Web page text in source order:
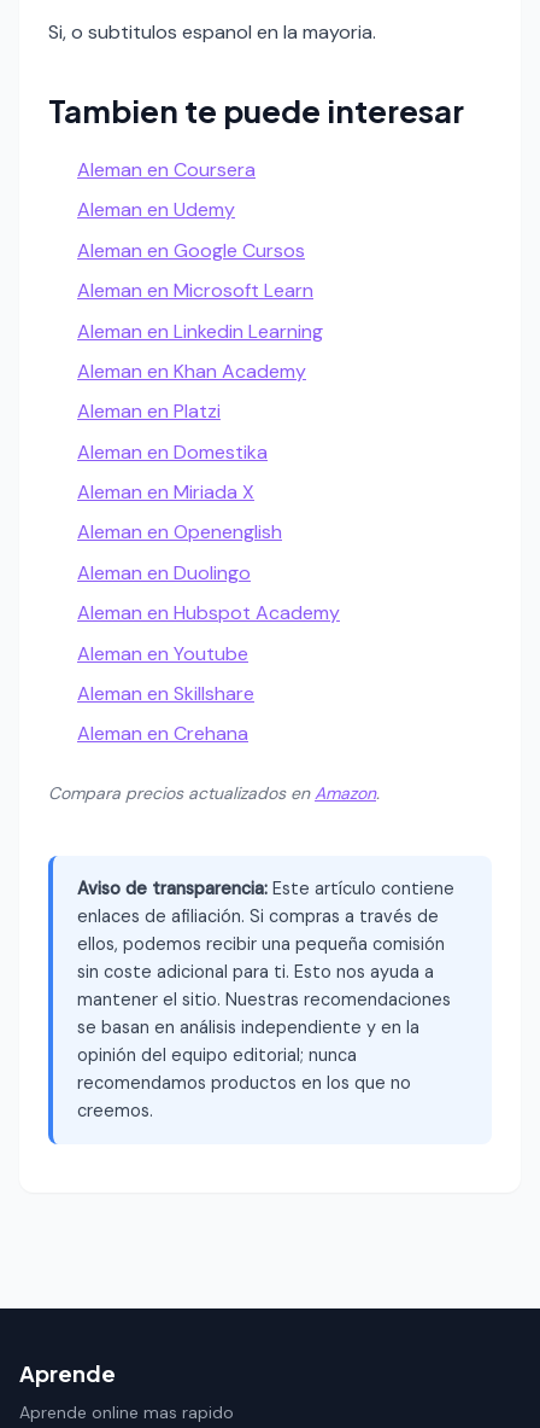
Si, o subtitulos espanol en la mayoria.
Tambien te puede interesar
Aleman en Coursera
Aleman en Udemy
Aleman en Google Cursos
Aleman en Microsoft Learn
Aleman en Linkedin Learning
Aleman en Khan Academy
Aleman en Platzi
Aleman en Domestika
Aleman en Miriada X
Aleman en Openenglish
Aleman en Duolingo
Aleman en Hubspot Academy
Aleman en Youtube
Aleman en Skillshare
Aleman en Crehana
Compara precios actualizados enAmazon.
Aviso de transparencia: Este artículo contiene
enlaces de afiliación. Si compras a través de
ellos, podemos recibir una pequeña comisión
sin coste adicional para ti. Esto nos ayuda a
mantener el sitio. Nuestras recomendaciones
se basan en análisis independiente y en la
opinión del equipo editorial; nunca
recomendamos productos en los que no
creemos.
Aprende
Aprende online mas rapido